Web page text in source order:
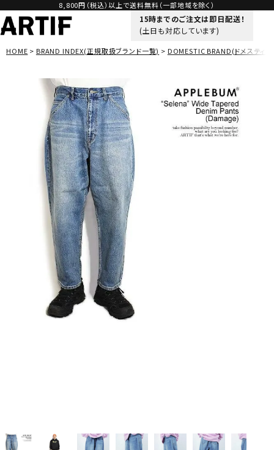
8,800円（税込）以上で送料無料（一部地域を除く）
15時までのご注文は即日配送！
(土日も対応しています)
HOME BRAND INDEX(正規取扱ブランド一覧) DOMESTIC BRAND(ドメスティッ